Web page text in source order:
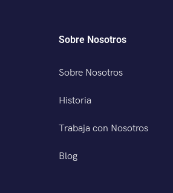
Sobre Nosotros
Sobre Nosotros
Historia
Trabaja con Nosotros
Blog